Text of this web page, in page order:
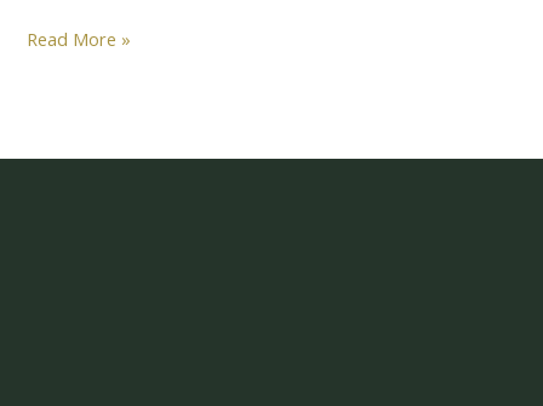
Read More »